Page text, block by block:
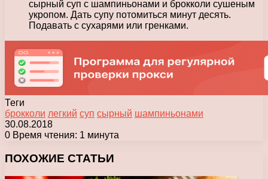
сырный суп с шампиньонами и брокколи сушеным
укропом. Дать супу потомиться минут десять.
Подавать с сухарями или гренками.
Теги
брокколи легкий суп сырный шампиньонами
30.08.2018
0 Время чтения: 1 минута
ПОХОЖИЕ СТАТЬИ